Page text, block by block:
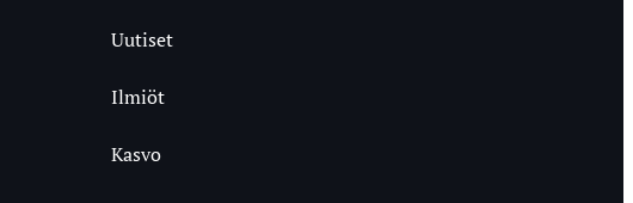
Uutiset
Ilmiöt
Kasvo